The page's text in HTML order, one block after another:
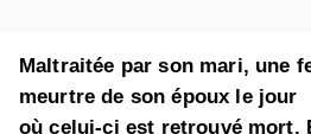
Maltraitée par son mari, une
meurtre de son époux le jour
où celui-ci est retrouvé mort.